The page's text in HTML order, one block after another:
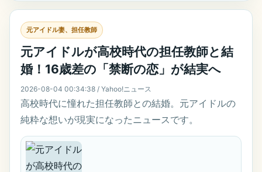
元アイドル妻、担任教師
元アイドルが高校時代の担任教師と結
婚！16歳差の「禁断の恋」が結実へ
2026-08-04 00:34:38 / Yahoo!ニュース
高校時代に憧れた担任教師との結婚。元アイドルの
純粋な想いが現実になったニュースです。